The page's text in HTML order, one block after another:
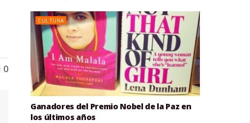
0
CULTURA
Ganadores del Premio Nobel de la Paz en
los últimos años